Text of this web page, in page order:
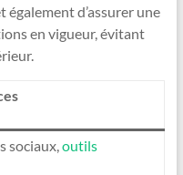
d’assurer une
en vigueur, évitant
sociaux,outils